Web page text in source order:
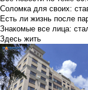
Соломка для своих:
Есть ли жизнь после
Знакомые все лица:
Здесь жить